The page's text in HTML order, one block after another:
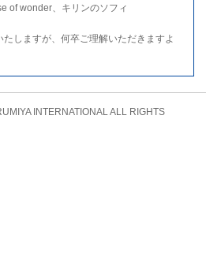
of wonder、キリンのソフィ
しますが、何卒ご理解いただきますよ